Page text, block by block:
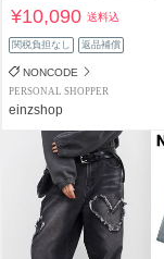
¥10,090送料込
関税負担なし 返品補償
NONCODE
PERSONAL SHOPPER
einzshop